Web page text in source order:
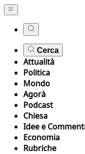
Cerca
Attualità
Politica
Mondo
Agorà
Podcast
Chiesa
Idee e
Economia
Rubriche